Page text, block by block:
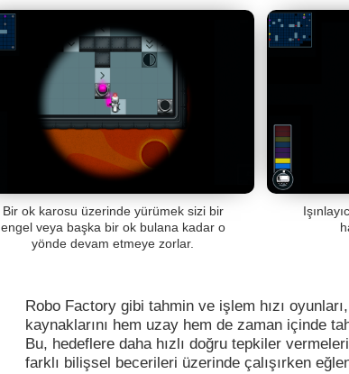
Bir ok karosu üzerinde yürümek sizi bir
engel veya başka bir ok bulana kadar o
yönde devam etmeye zorlar.
Robo Factory gibi tahmin ve işlem hızı
kaynaklarını hem uzay hem de zaman içinde
Bu, hedeflere daha hızlı doğru tepkiler
farklı bilişsel becerileri üzerinde çalışırken